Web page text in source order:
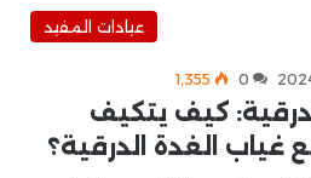
عيادات المفيد
0 1٬355
كيف يتكيف
غياب الغدة الدرقية؟